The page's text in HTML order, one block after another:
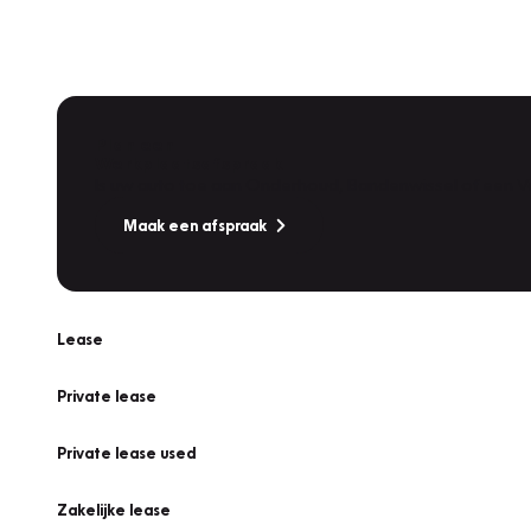
Maak een afspraak
Lease
Private lease
Private lease used
Zakelijke lease